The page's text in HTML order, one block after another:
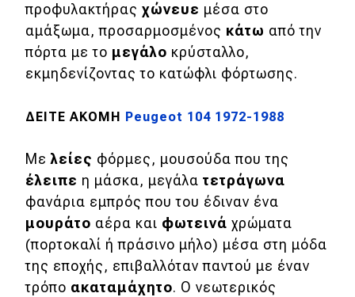
Mobility
Σταθμοί φόρτισης
Παρουσιάσεις
DRIVE Away
MOTO
προφυλακτήρας χώνευε μέσα στο
αμάξωμα, προσαρμοσμένος κάτω από την
πόρτα με το μεγάλο κρύσταλλο,
εκμηδενίζοντας το κατώφλι φόρτωσης.
ΔΕΙΤΕ ΑΚΟΜΗ Peugeot 104 1972-1988
Με λείες φόρμες, μουσούδα που της
έλειπε η μάσκα, μεγάλα τετράγωνα
φανάρια εμπρός που του έδιναν ένα
μουράτο αέρα και φωτεινά χρώματα
(πορτοκαλί ή πράσινο μήλο) μέσα στη μόδα
της εποχής, επιβαλλόταν παντού με έναν
τρόπο ακαταμάχητο. Ο νεωτερικός